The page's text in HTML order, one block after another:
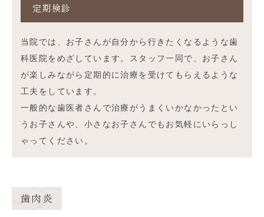
定期検診
当院では、お子さんが自分から行きたくなるような歯
科医院をめざしています。スタッフ一同で、お子さん
が楽しみながら定期的に治療を受けてもらえるような
工夫をしています。
一般的な歯医者さんで治療がうまくいかなかったとい
うお子さんや、小さなお子さんでもお気軽にいらっし
ゃってください。
歯肉炎